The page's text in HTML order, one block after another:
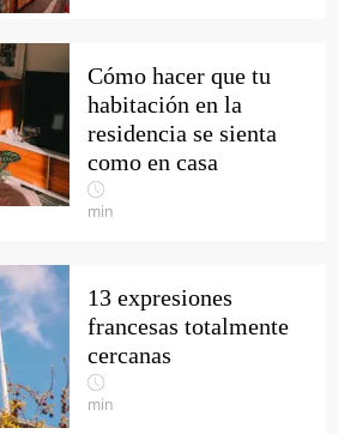
Cómo hacer que tu
habitación en la
residencia se sienta
como en casa
min
13 expresiones
francesas totalmente
cercanas
min